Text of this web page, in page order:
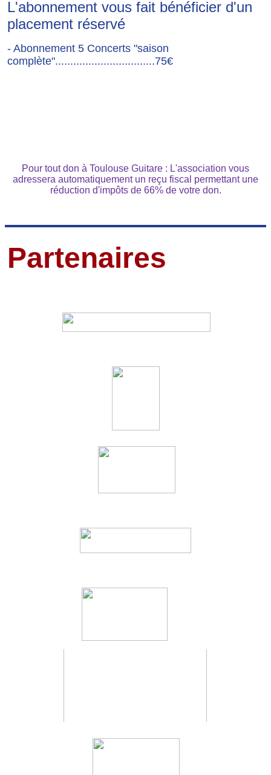
L'abonnement vous fait bénéficier d'un
placement réservé
- Abonnement 5 Concerts "saison
complète".................................75€
Pour tout don à Toulouse Guitare : L'association vous
adressera automatiquement un reçu fiscal permettant une
réduction d'impôts de 66% de votre don.
Partenaires